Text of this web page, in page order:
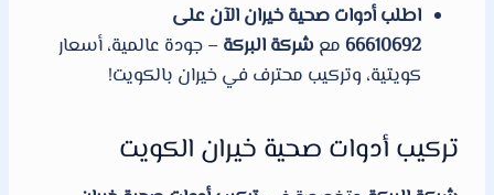
اطلب أدوات صحية خيران الآن على
66610692 معشركة البركة– جودة عالمية، أسعار
كويتية، وتركيب محترف في خيران بالكويت!
تركيب أدوات صحية خيران الكويت